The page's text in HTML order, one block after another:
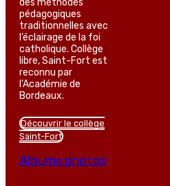
des méthodes
pédagogiques
traditionnelles avec
l’éclairage de la foi
catholique. Collège
libre, Saint-Fort est
reconnu par
l’Académie de
Bordeaux.
Découvrir le collège
Saint-Fort
Albums photos